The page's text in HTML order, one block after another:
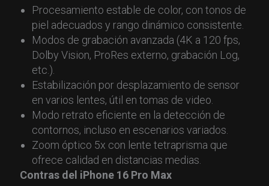
Procesamiento estable de color, con tonos de
piel adecuados y rango dinámico consistente.
Modos de grabación avanzada (4K a 120 fps,
Dolby Vision, ProRes externo, grabación Log,
etc.).
Estabilización por desplazamiento de sensor
en varios lentes, útil en tomas de video.
Modo retrato eficiente en la detección de
contornos, incluso en escenarios variados.
Zoom óptico 5x con lente tetraprisma que
ofrece calidad en distancias medias.
Contras del iPhone 16 Pro Max